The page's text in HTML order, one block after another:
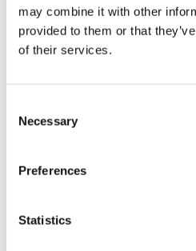
may combine it with other
provided to them or that
of their services.
Selection
Necessary
Preferences
Statistics
Das sollten Sie
versäumen